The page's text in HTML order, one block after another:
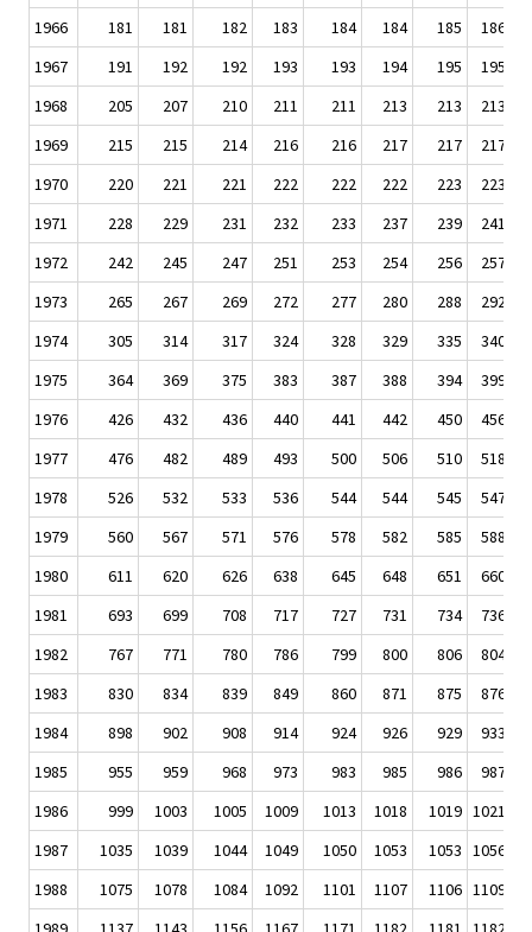
1966
181 181 182 183 184 184 185 186
1967
191 192 192 193 193 194 195 195
1968
205 207 210 211 211 213 213 213
1969
215 215 214 216 216 217 217 217
1970
220 221 221 222 222 222 223 223
1971
228 229 231 232 233 237 239 241
1972
242 245 247 251 253 254 256 257
1973
265 267 269 272 277 280 288 292
1974
305 314 317 324 328 329 335 340
1975
364 369 375 383 387 388 394 399
1976
426 432 436 440 441 442 450 456
1977
476 482 489 493 500 506 510 518
1978
526 532 533 536 544 544 545 547
1979
560 567 571 576 578 582 585 588
1980
611 620 626 638 645 648 651 660
1981
693 699 708 717 727 731 734 736
1982
767 771 780 786 799 800 806 804
1983
830 834 839 849 860 871 875 876
1984
898 902 908 914 924 926 929 933
1985
955 959 968 973 983 985 986 987
1986
999 1003 1005 1009 1013 1018 1019 1021
1987
1035 1039 1044 1049 1050 1053 1053 1056
1988
1075 1078 1084 1092 1101 1107 1106 1109